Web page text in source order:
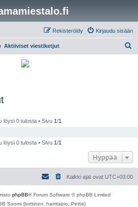
Kirjaudu sisään
Rekisteröidy
Aktiiviset viestiketjut
löysi 0 tulosta • Sivu 1/1
löysi 0 tulosta • Sivu 1/1
Hyppää
Kaikki ajat ovat UTC+03:00
phpBB® Forum Software © phpBB Limited
Suomi (lurttinen, harritapio, Pettis)